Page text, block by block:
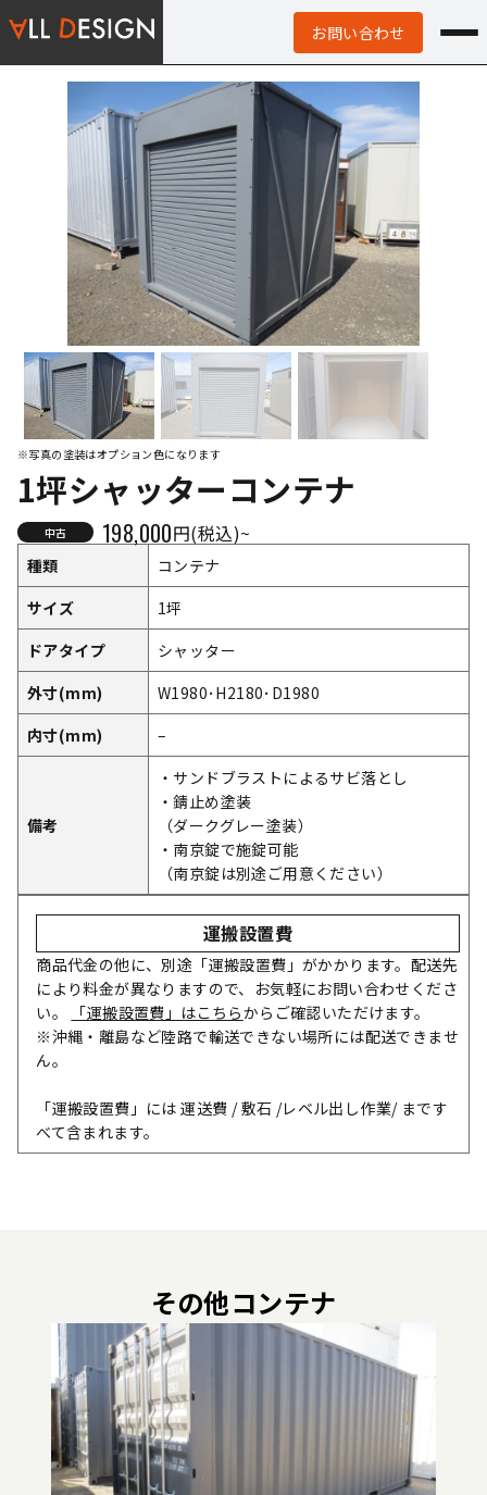
お問い合わせ
※写真の塗装はオプション色になります
1坪シャッターコンテナ
中古 198,000円(税込)~
種類
コンテナ
サイズ
1坪
ドアタイプ
シャッター
外寸(mm)
W1980･H2180･D1980
内寸(mm)
–
備考
・サンドブラストによるサビ落とし
・錆止め塗装
（ダークグレー塗装）
・南京錠で施錠可能
（南京錠は別途ご用意ください）
運搬設置費
商品代金の他に、別途「運搬設置費」がかかります。配送先
により料金が異なりますので、お気軽にお問い合わせくださ
い。
「運搬設置費」はこちらからご確認いただけます。
※沖縄・離島など陸路で輸送できない場所には配送できませ
ん。
「運搬設置費」には 運送費 / 敷石 /レベル出し作業/ まです
べて含まれます。
その他コンテナ